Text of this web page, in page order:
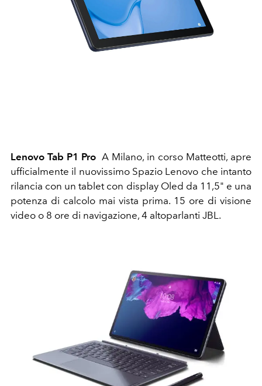
Lenovo Tab P1 Pro A Milano, in corso Matteotti, apre
ufficialmente il nuovissimo Spazio Lenovo che intanto
rilancia con un tablet con display Oled da 11,5" e una
potenza di calcolo mai vista prima. 15 ore di visione
video o 8 ore di navigazione, 4 altoparlanti JBL.